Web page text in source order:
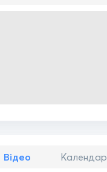
Відео Календар